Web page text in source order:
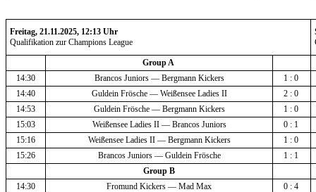
Freitag, 21.11.2025, 12:13 Uhr
Qualifikation zur Champions League
Group A
14:30
Brancos Juniors — Bergmann Kickers
1 : 0
14:40
Guldein Frösche — Weißensee Ladies II
2 : 0
14:53
Guldein Frösche — Bergmann Kickers
1 : 0
15:03
Weißensee Ladies II — Brancos Juniors
0 : 1
15:16
Weißensee Ladies II — Bergmann Kickers
1 : 0
15:26
Brancos Juniors — Guldein Frösche
1 : 1
Group B
14:30
Fromund Kickers — Mad Max
0 : 4